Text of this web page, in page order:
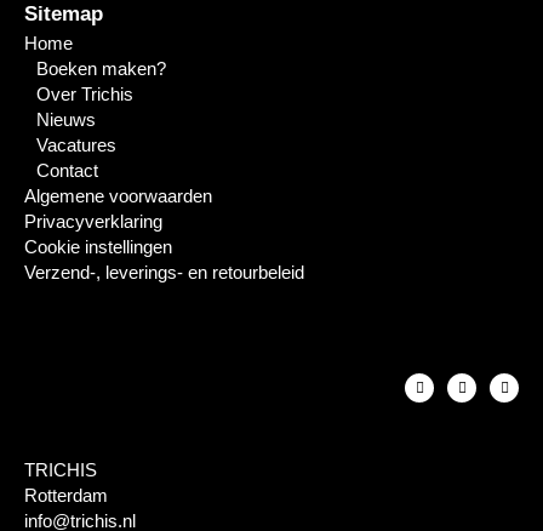
Sitemap
Home
Boeken maken?
Over Trichis
Nieuws
Vacatures
Contact
Algemene voorwaarden
Privacyverklaring
Cookie instellingen
Verzend-, leverings- en retourbeleid
TRICHIS
Rotterdam
info@trichis.nl